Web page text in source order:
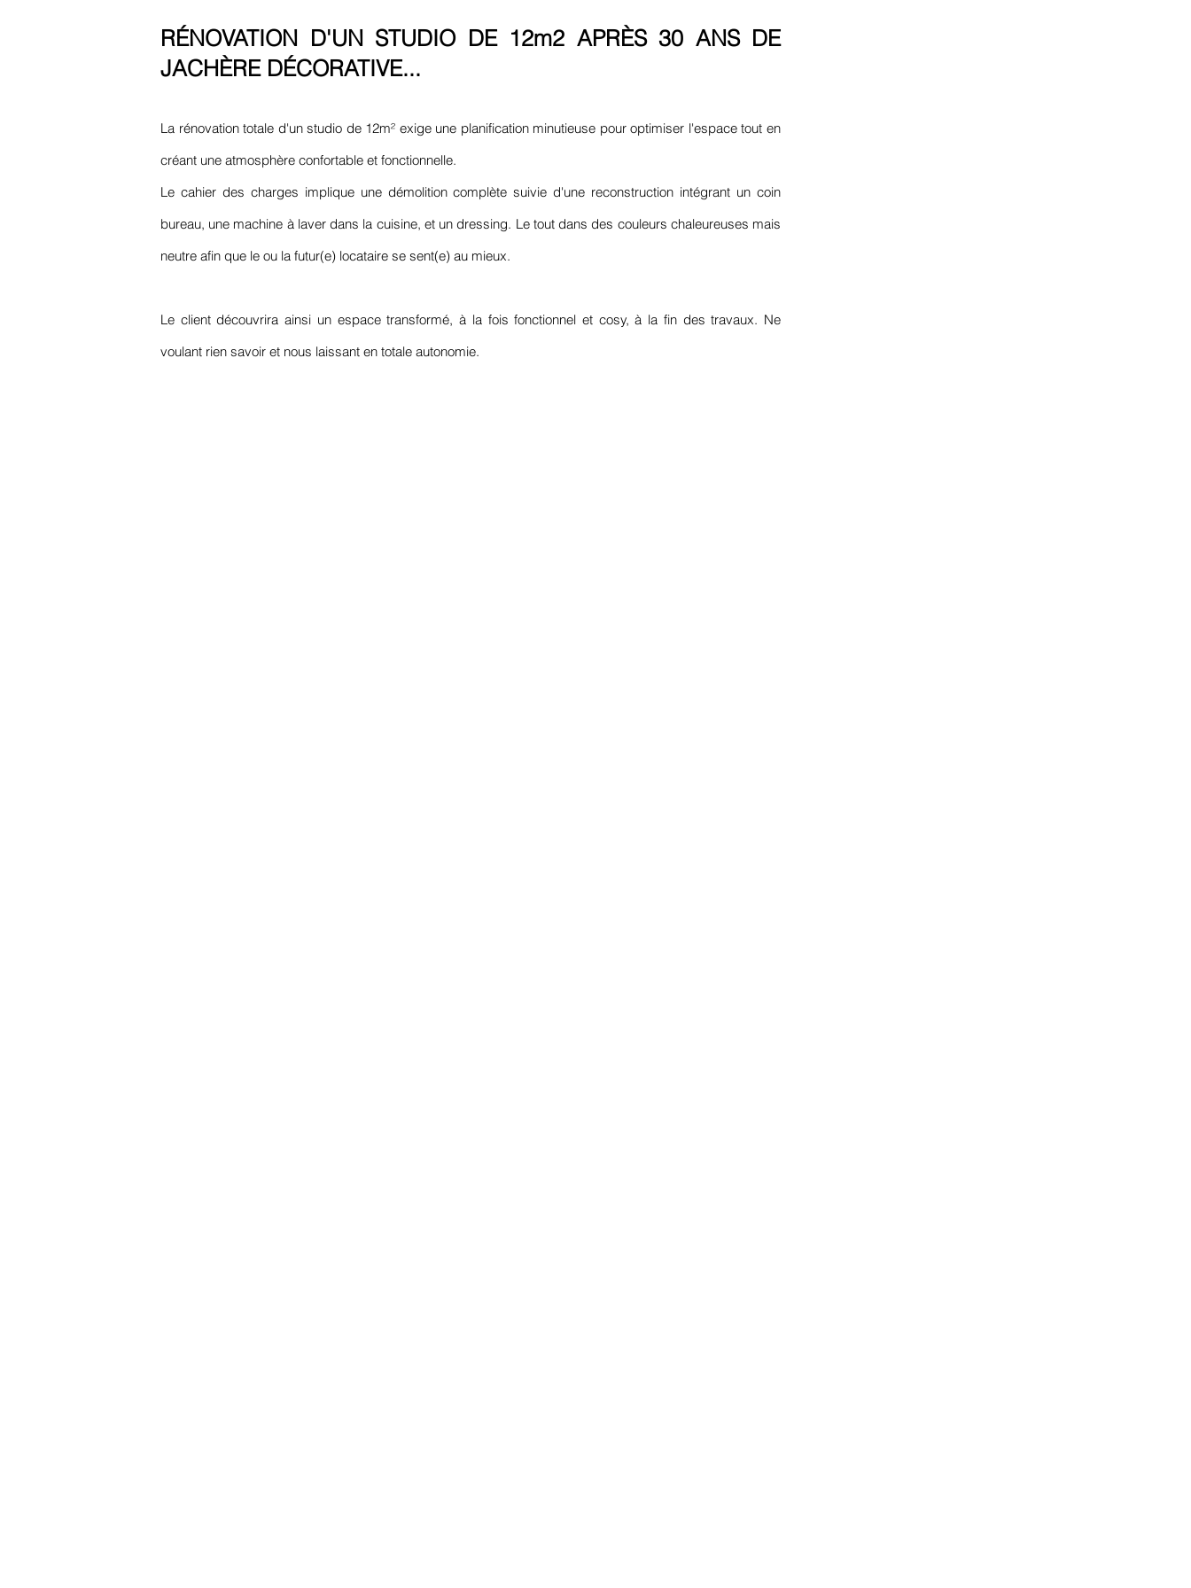
RÉNOVATION D'UN STUDIO DE 12m2 APRÈS 30 ANS DE
JACHÈRE DÉCORATIVE...
La rénovation totale d'un studio de 12m² exige une planification minutieuse pour optimiser l'espace tout en
créant une atmosphère confortable et fonctionnelle.
Le cahier des charges implique une démolition complète suivie d'une reconstruction intégrant un coin
bureau, une machine à laver dans la cuisine, et un dressing. Le tout dans des couleurs chaleureuses mais
neutre afin que le ou la futur(e) locataire se sent(e) au mieux.
Le client découvrira ainsi un espace transformé, à la fois fonctionnel et cosy, à la fin des travaux. Ne
voulant rien savoir et nous laissant en totale autonomie.